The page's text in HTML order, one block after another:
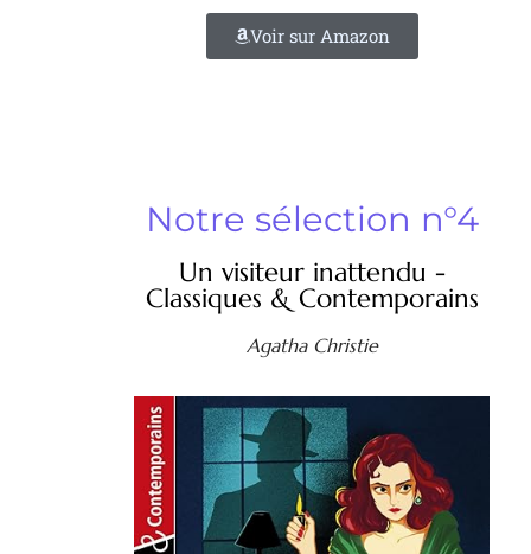
Voir sur Amazon
Notre sélection n°4
Un visiteur inattendu -
Classiques & Contemporains
Agatha Christie